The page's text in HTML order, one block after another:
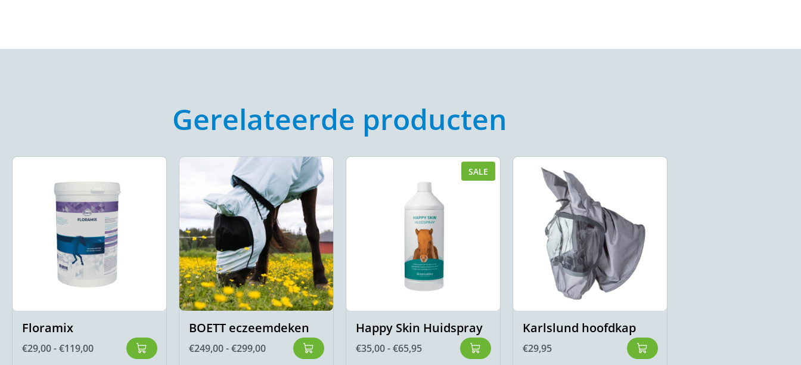
Gerelateerde producten
Floramix
€29,00-€119,00
BOETT eczeemdeken
€249,00-€299,00
SALE
Happy Skin Huidspray
€35,00-€65,95
Karlslund hoofdkap
€29,95